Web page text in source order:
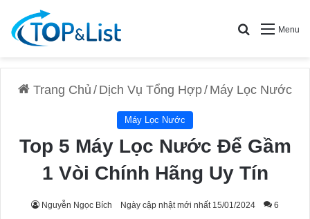
Menu
Search for
Trang Chủ / Dịch Vụ Tổng Hợp/ Máy Lọc Nước
Máy Lọc Nước
Top 5 Máy Lọc Nước Để Gầm
1 Vòi Chính Hãng Uy Tín
Nguyễn Ngọc Bích Ngày cập nhật mới nhất 15/01/2024 6